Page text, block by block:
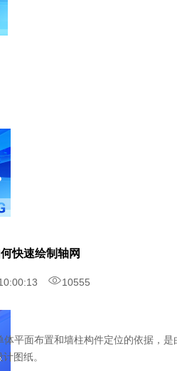
快速绘制轴网
10555
体平面布置和墙柱构件定位的依据，
图纸。